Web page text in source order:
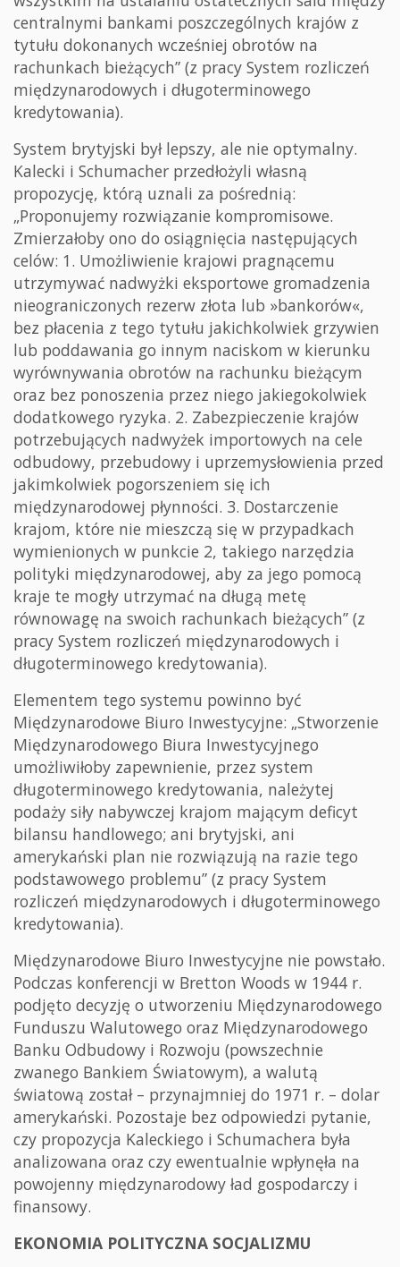
centralnymi bankami poszczególnych krajów z
tytułu dokonanych wcześniej obrotów na
rachunkach bieżących” (z pracy System rozliczeń
międzynarodowych i długoterminowego
kredytowania).
System brytyjski był lepszy, ale nie optymalny.
Kalecki i Schumacher przedłożyli własną
propozycję, którą uznali za pośrednią:
„Proponujemy rozwiązanie kompromisowe.
Zmierzałoby ono do osiągnięcia następujących
celów: 1. Umożliwienie krajowi pragnącemu
utrzymywać nadwyżki eksportowe gromadzenia
nieograniczonych rezerw złota lub »bankorów«,
bez płacenia z tego tytułu jakichkolwiek grzywien
lub poddawania go innym naciskom w kierunku
wyrównywania obrotów na rachunku bieżącym
oraz bez ponoszenia przez niego jakiegokolwiek
dodatkowego ryzyka. 2. Zabezpieczenie krajów
potrzebujących nadwyżek importowych na cele
odbudowy, przebudowy i uprzemysłowienia przed
jakimkolwiek pogorszeniem się ich
międzynarodowej płynności. 3. Dostarczenie
krajom, które nie mieszczą się w przypadkach
wymienionych w punkcie 2, takiego narzędzia
polityki międzynarodowej, aby za jego pomocą
kraje te mogły utrzymać na długą metę
równowagę na swoich rachunkach bieżących” (z
pracy System rozliczeń międzynarodowych i
długoterminowego kredytowania).
Elementem tego systemu powinno być
Międzynarodowe Biuro Inwestycyjne: „Stworzenie
Międzynarodowego Biura Inwestycyjnego
umożliwiłoby zapewnienie, przez system
długoterminowego kredytowania, należytej
podaży siły nabywczej krajom mającym deficyt
bilansu handlowego; ani brytyjski, ani
amerykański plan nie rozwiązują na razie tego
podstawowego problemu” (z pracy System
rozliczeń międzynarodowych i długoterminowego
kredytowania).
Międzynarodowe Biuro Inwestycyjne nie powstało.
Podczas konferencji w Bretton Woods w 1944 r.
podjęto decyzję o utworzeniu Międzynarodowego
Funduszu Walutowego oraz Międzynarodowego
Banku Odbudowy i Rozwoju (powszechnie
zwanego Bankiem Światowym), a walutą
światową został – przynajmniej do 1971 r. – dolar
amerykański. Pozostaje bez odpowiedzi pytanie,
czy propozycja Kaleckiego i Schumachera była
analizowana oraz czy ewentualnie wpłynęła na
powojenny międzynarodowy ład gospodarczy i
finansowy.
EKONOMIA POLITYCZNA SOCJALIZMU